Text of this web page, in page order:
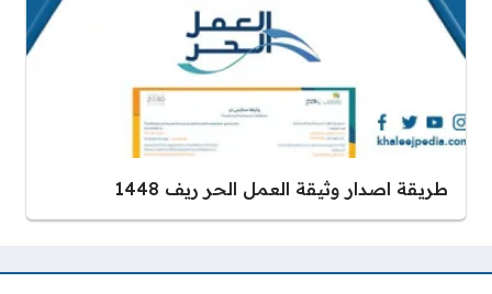
طريقة اصدار وثيقة العمل الحر ريف 1448